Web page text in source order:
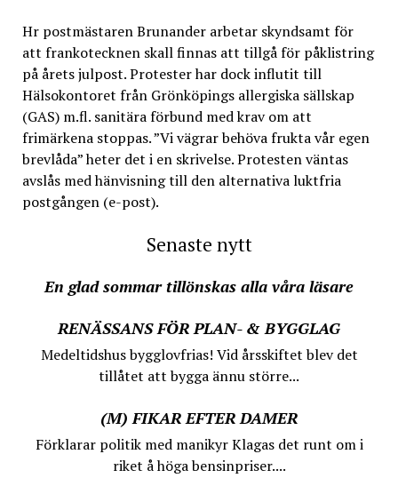
Hr postmästaren Brunander arbetar skyndsamt för
att frankotecknen skall finnas att tillgå för påklistring
på årets julpost. Protester har dock influtit till
Hälsokontoret från Grönköpings allergiska sällskap
(GAS) m.fl. sanitära förbund med krav om att
frimärkena stoppas. ”Vi vägrar behöva frukta vår egen
brevlåda” heter det i en skrivelse. Protesten väntas
avslås med hänvisning till den alternativa luktfria
postgången (e-post).
Senaste nytt
En glad sommar tillönskas alla våra läsare
RENÄSSANS FÖR PLAN- & BYGGLAG
Medeltidshus bygglovfrias! Vid årsskiftet blev det
tillåtet att bygga ännu större...
(M) FIKAR EFTER DAMER
Förklarar politik med manikyr Klagas det runt om i
riket å höga bensinpriser....